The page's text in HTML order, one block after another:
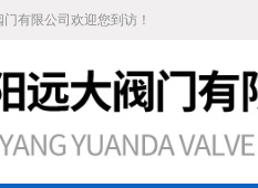
有限公司欢迎您到访！